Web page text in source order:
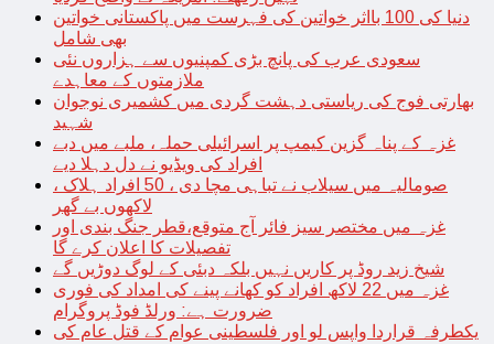
دنیا کی 100 بااثر خواتین کی فہرست میں پاکستانی خواتین
بھی شامل
سعودی عرب کی پانچ بڑی کمپنیوں سے ہزاروں نئی
ملازمتوں کے معاہدے
بھارتی فوج کی ریاستی دہشت گردی میں کشمیری نوجوان
شہید
غزہ کے پناہ گزین کیمپ پر اسرائیلی حملہ، ملبے میں دبے
افراد کی ویڈیو نے دل دہلا دیے
صومالیہ میں سیلاب نے تباہی مچا دی ، 50 افراد ہلاک ،
لاکھوں بے گھر
غزہ میں مختصر سیز فائر آج متوقع،قطر جنگ بندی اور
تفصیلات کا اعلان کرے گا
شیخ زید روڈ پر کاریں نہیں بلکہ دبئی کے لوگ دوڑیں گے
غزہ میں 22 لاکھ افراد کو کھانے پینے کی امداد کی فوری
ضرورت ہے: ورلڈ فوڈ پروگرام
یکطرفہ قراردا واپس لو اور فلسطینی عوام کے قتل عام کی